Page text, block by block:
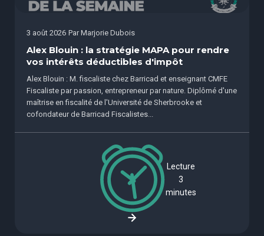
3 août 2026 Par Marjorie Dubois
Alex Blouin : la stratégie MAPA pour rendre
vos intérêts déductibles d'impôt
Alex Blouin : M. fiscaliste chez Barricad et enseignant CMFE
Fiscaliste par passion, entrepreneur par nature. Diplômé d'une
maîtrise en fiscalité de l'Université de Sherbrooke et
cofondateur de Barricad Fiscalistes...
Lecture
3
minutes